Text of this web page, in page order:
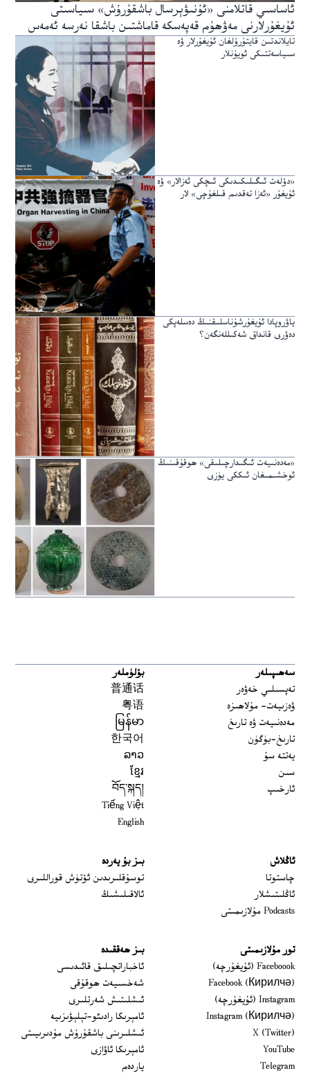
ئاساسىي قاتلامنى «ئۇنىۋېرسال باشقۇرۇش» سىياسىتى
ئۇيغۇرلارنى مەۋھۇم قەپەسكە قاماشتىن باشقا نەرسە ئەمەس
تايلاندتىن قايتۇرۇلغان ئۇيغۇرلار ۋە
سىياسەتتىكى ئويۇنلار
«دۆلەت ئىگىلىكىدىكى ئىچكى ئەزالار» ۋە
ئۇيغۇر «ئەزا تەقدىم قىلغۇچى» لار
ياۋروپادا ئۇيغۇرشۇناسلىقنىڭ دەسلەپكى
دەۋرى قانداق شەكىللەنگەن؟
«مەدەنىيەت ئىگىدارچىلىقى» ھوقۇقىنىڭ
ئوخشىمىغان ئىككى يۈزى
سەھىپىلەر
تەپسىلىي خەۋەر
ۋەزىيەت- مۇلاھىزە
مەدەنىيەت ۋە تارىخ
تارىخ-بۈگۈن
يەتتە سۇ
سىن
ئارخىپ
بۆلۈملەر
普通话
粤语
မြန်မာ
한국어
ລາວ
ខ្មែរ
བོད་སྐད།
Tiếng Việt
English
ئاڭلاش
چاستوتا
ئاڭلىتىشلار
Podcasts مۇلازىمىتى
بىز بۇ يەردە
توسۇقلىرىدىن ئۆتۈش قوراللىرى
ئالاقىلىشىڭ
تور مۇلازىمىتى
Faceboook (ئۇيغۇرچە)
Opens in new window
Facebook (Кирилчә)
Opens in new window
Instagram (ئۇيغۇرچە)
Opens in new window
Instagram (Кирилчә)
Opens in new window
X (Twitter)
YouTube
Telegram
بىز ھەققىدە
ئاخباراتچىلىق قائىدىسى
شەخسىيەت ھوقۇقى
ئىشلىتىش شەرتلىرى
ئامېرىكا رادىئو-تېلېۋىزىيە
ئىشلىرىنى باشقۇرۇش مۇدىرىيىتى
ئامېرىكا ئاۋازى
ياردەم